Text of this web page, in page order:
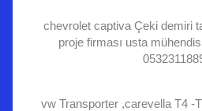
chevrolet captiva Çeki demiri
proje firması usta
vw Transporter ,carevella T4 -